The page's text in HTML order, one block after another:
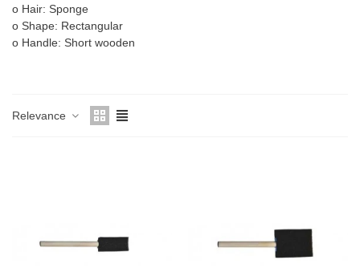
o Hair: Sponge
o Shape: Rectangular
o Handle: Short wooden
Relevance